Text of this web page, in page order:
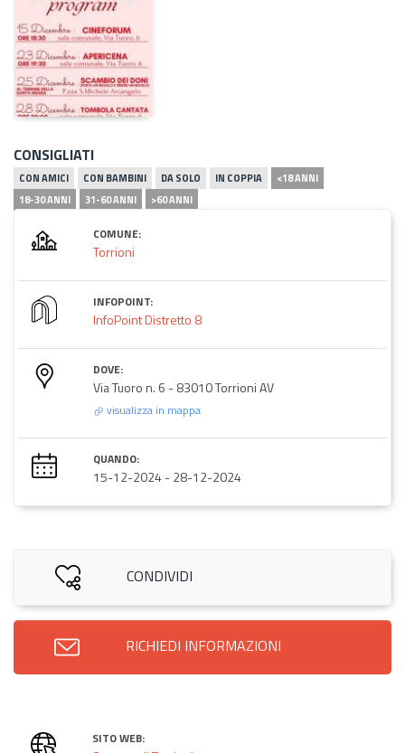
CONSIGLIATI
CON AMICI CON BAMBINI DA SOLO IN COPPIA
<18 ANNI
18-30 ANNI
31-60 ANNI >60 ANNI
COMUNE:
Torrioni
INFOPOINT:
InfoPoint Distretto 8
DOVE:
Via Tuoro n. 6 - 83010 Torrioni AV
visualizza in mappa
QUANDO:
15-12-2024 -28-12-2024
CONDIVIDI
RICHIEDI INFORMAZIONI
SITO WEB: